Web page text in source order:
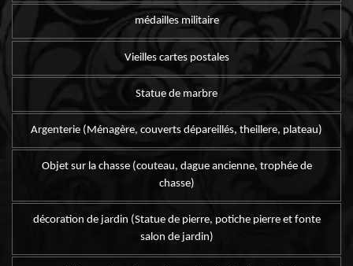
médailles militaire
Vieilles cartes postales
Statue de marbre
Argenterie (Ménagère, couverts dépareillés, theillere, plateau)
Objet sur la chasse (couteau, dague ancienne, trophée de
chasse)
décoration de jardin (Statue de pierre, potiche pierre et fonte
salon de jardin)